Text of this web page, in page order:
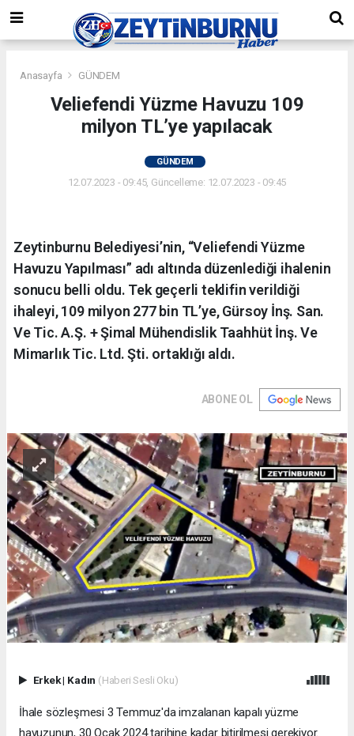
Anasayfa GÜNDEM
Veliefendi Yüzme Havuzu 109
milyon TL’ye yapılacak
GÜNDEM
12.07.2023 - 09:45, Güncelleme: 12.07.2023 - 09:45
Zeytinburnu Belediyesi’nin, “Veliefendi Yüzme
Havuzu Yapılması” adı altında düzenlediği ihalenin
sonucu belli oldu. Tek geçerli teklifin verildiği
ihaleyi, 109 milyon 277 bin TL’ye, Gürsoy İnş. San.
Ve Tic. A.Ş. + Şimal Mühendislik Taahhüt İnş. Ve
Mimarlık Tic. Ltd. Şti. ortaklığı aldı.
ABONE OL
Erkek| Kadın (Haberi Sesli Oku)
İhale sözleşmesi 3 Temmuz'da imzalanan kapalı yüzme
havuzunun, 30 Ocak 2024 tarihine kadar bitirilmesi gerekiyor.